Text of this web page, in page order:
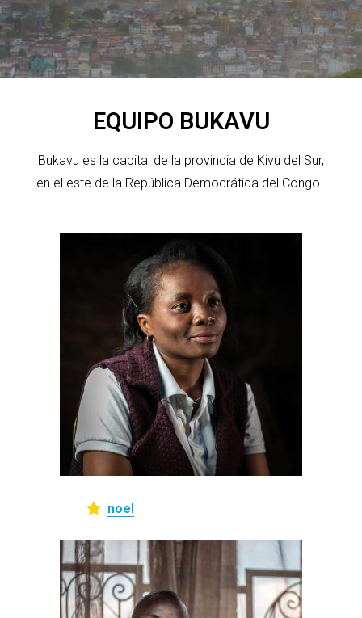
EQUIPO BUKAVU
Bukavu es la capital de la provincia de Kivu del Sur,
en el este de la República Democrática del Congo.
noel